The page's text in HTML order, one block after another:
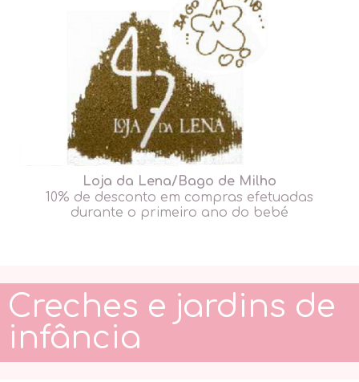
Loja da Lena/Bago de Milho
10% de desconto em compras efetuadas
durante o primeiro ano do bebé
Creches e jardins de
infância